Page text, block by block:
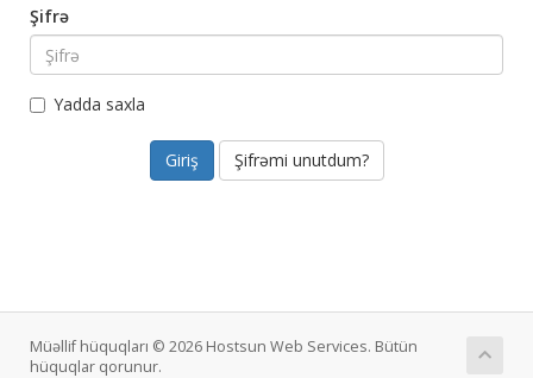
Şifrə
Yadda saxla
Şifrəmi unutdum?
Müəllif hüquqları © 2026 Hostsun Web Services. Bütün
hüquqlar qorunur.